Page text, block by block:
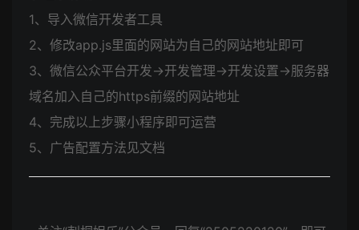
1、导入微信开发者工具
2、修改app.js里面的网站为自己的网站地址即可
3、微信公众平台开发→开发管理→开发设置→服务器
域名加入自己的https前缀的网站地址
4、完成以上步骤小程序即可运营
5、广告配置方法见文档